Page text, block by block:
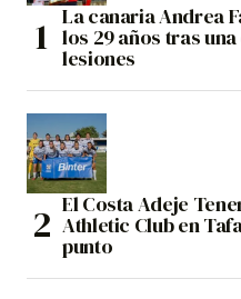
La canaria Andrea
los 29 años tras
lesiones
El Costa Adeje
Athletic Club en
punto